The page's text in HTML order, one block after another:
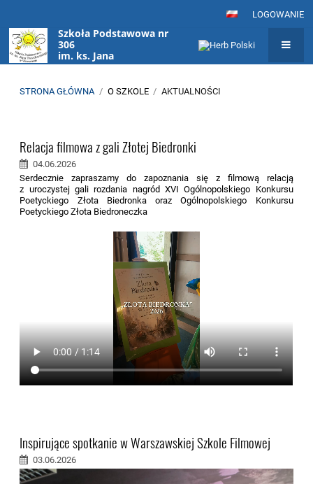
LOGOWANIE
Szkoła Podstawowa nr
306
im. ks. Jana
Twardowskiego
STRONA GŁÓWNA / O SZKOLE / AKTUALNOŚCI
Relacja filmowa z gali Złotej Biedronki
04.06.2026
Serdecznie zapraszamy do zapoznania się z filmową relacją
z uroczystej gali rozdania nagród XVI Ogólnopolskiego Konkursu
Poetyckiego Złota Biedronka oraz Ogólnopolskiego Konkursu
Poetyckiego Złota Biedroneczka
Inspirujące spotkanie w Warszawskiej Szkole Filmowej
03.06.2026